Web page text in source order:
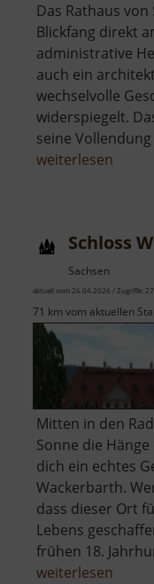
Das Rathaus
Blickfang direkt
administrative
auch ein
wechselvolle
widerspiegelt.
seine
weiterlesen
Schloss
Sachsen
aktuell vom 26.04.2026 / Zugriffe:
71 km vom aktuellen
Mitten in den
Sonne die
dich ein echtes
Wackerbarth.
dass dieser Ort
Lebens
frühen 18.
weiterlesen